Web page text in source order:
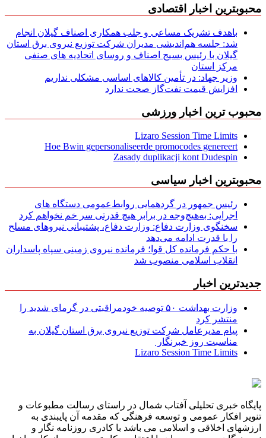
محبوبترین اخبار اقتصادی
باهدف تشریک مساعی و جلب همکاری اصناف گیلان انجام
شد: جلسه هم‌اندیشی مدیران شركت توزیع نیروی برق استان
گیلان با رئیس بسیج اصناف و روسای اتحادیه های صنفی
مركز استان
وزیر جهاد: در تأمین کالاهای اساسی مشکلی نداریم
افزایش قیمت نفت‌گاز صحت ندارد
محبوب ترین اخبار ورزشی
Lizaro Session Time Limits
Hoe Bwin gepersonaliseerde promocodes genereert
Zasady duplikacji kont Dudespin
محبوبترین اخبار سیاسی
رئیس جمهور در گردهمایی روابط‌عمومی دستگاه های
اجرایی: به‌هیچ‌وجه در برابر هیچ قدرتی سر خم نخواهم کرد
سخنگوی وزارت دفاع: وزارت دفاع، پشتیبانی نیرو‌های مسلح
را با قدرت ادامه می‌دهد
با حکم فرمانده کل قوا؛ فرمانده نیروی زمینی سپاه پاسداران
انقلاب اسلامی منصوب شد
جدیدترین اخبار
وزارت بهداشت ۵۰ توصیه خودمراقبتی در گرمای شدید را
منتشر کرد
پیام مدیرعامل شركت توزیع نیروی برق استان گیلان به
مناسبت روز خبرنگار ‌
Lizaro Session Time Limits
پایگاه خبری تحلیلی آفتاب شمال در راستای رسالت مطبوعات و
تنویر افکار عمومی و توسعه فرهنگی که مقدمه آن پایبندی به
ارزشهای اخلاقی و اسلامی می باشد با کادری روزنامه نگار و